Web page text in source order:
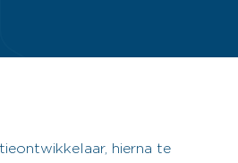
hierna te